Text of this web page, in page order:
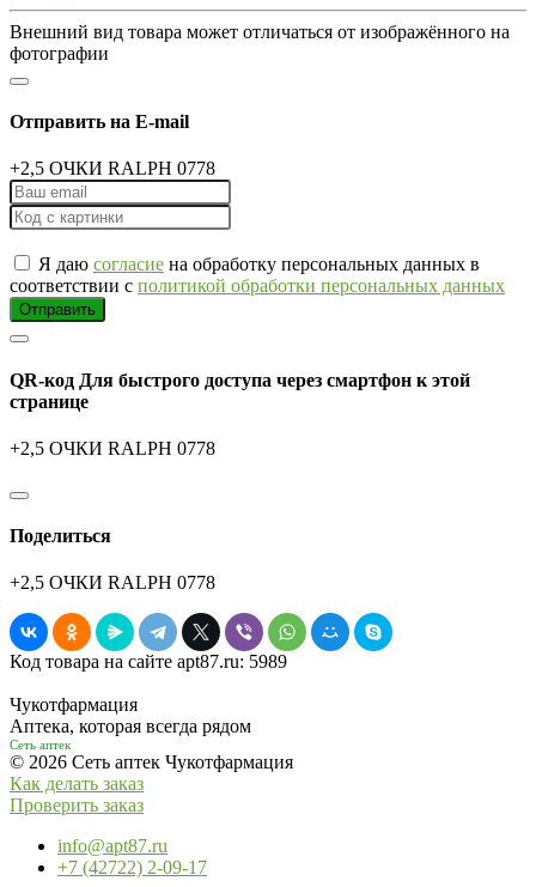
Внешний вид товара может отличаться от изображённого на
фотографии
Отправить на E-mail
+2,5 ОЧКИ RALPH 0778
Я даю согласие на обработку персональных данных в
соответствии с политикой обработки персональных данных
Отправить
QR-код Для быстрого доступа через смартфон к этой
странице
+2,5 ОЧКИ RALPH 0778
Поделиться
+2,5 ОЧКИ RALPH 0778
Код товара на сайте apt87.ru: 5989
Чукотфармация
Аптека, которая всегда рядом
Сеть аптек
© 2026 Сеть аптек Чукотфармация
Как делать заказ
Проверить заказ
info@apt87.ru
+7 (42722) 2-09-17